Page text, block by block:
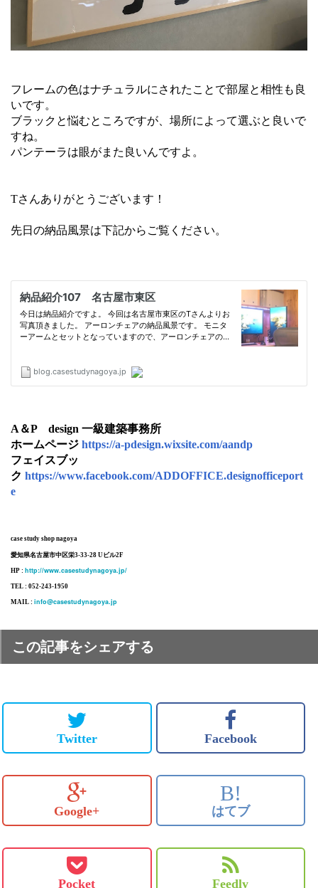
フレームの色はナチュラルにされたことで部屋と相性も良
いです。
ブラックと悩むところですが、場所によって選ぶと良いで
すね。
パンテーラは眼がまた良いんですよ。
Tさんありがとうございます！
先日の納品風景は下記からご覧ください。
A＆P design 一級建築事務所
ホームページ https://a-pdesign.wixsite.com/aandp
フェイスブッ
ク https://www.facebook.com/ADDOFFICE.designofficeport
e
case study shop nagoya
愛知県名古屋市中区栄3-33-28 Uビル2F
HP : http://www.casestudynagoya.jp/
TEL : 052-243-1950
MAIL : info@casestudynagoya.jp
この記事をシェアする
Twitter Facebook
Google+
B!
はてブ
Pocket Feedly